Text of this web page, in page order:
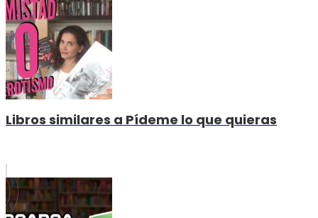
Libros similares a Pídeme lo que quieras